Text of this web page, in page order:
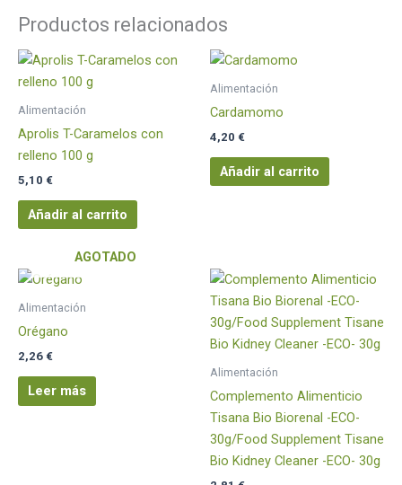
Productos relacionados
Alimentación
Aprolis T-Caramelos con
relleno 100 g
5,10 €
Añadir al carrito
Alimentación
Cardamomo
4,20 €
Añadir al carrito
AGOTADO
Alimentación
Orégano
2,26 €
Leer más
Alimentación
Complemento Alimenticio
Tisana Bio Biorenal -ECO-
30g/Food Supplement Tisane
Bio Kidney Cleaner -ECO- 30g